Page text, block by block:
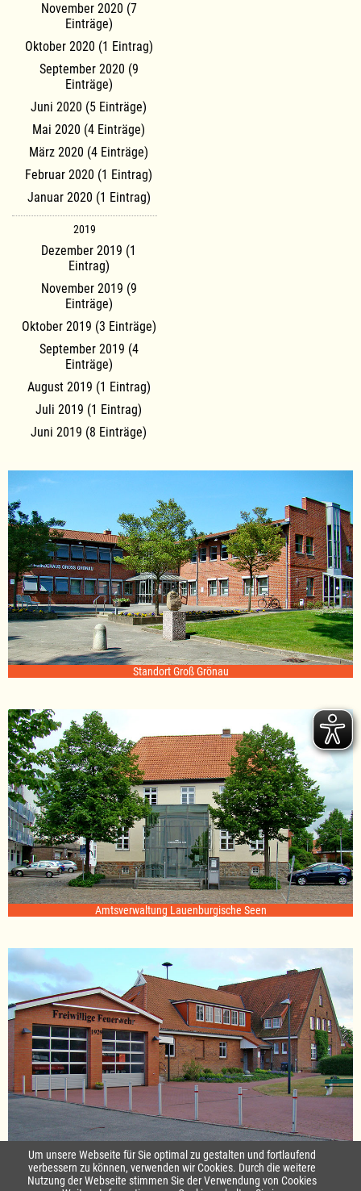
November 2020 (7
Einträge)
Oktober 2020 (1 Eintrag)
September 2020 (9
Einträge)
Juni 2020 (5 Einträge)
Mai 2020 (4 Einträge)
März 2020 (4 Einträge)
Februar 2020 (1 Eintrag)
Januar 2020 (1 Eintrag)
2019
Dezember 2019 (1
Eintrag)
November 2019 (9
Einträge)
Oktober 2019 (3 Einträge)
September 2019 (4
Einträge)
August 2019 (1 Eintrag)
Juli 2019 (1 Eintrag)
Juni 2019 (8 Einträge)
Standort Groß Grönau
Amtsverwaltung Lauenburgische Seen
Standort Sterley
Startseite|Kontakt
Um unsere Webseite für Sie optimal zu gestalten und fortlaufend
verbessern zu können, verwenden wir Cookies. Durch die weitere
Nutzung der Webseite stimmen Sie der Verwendung von Cookies